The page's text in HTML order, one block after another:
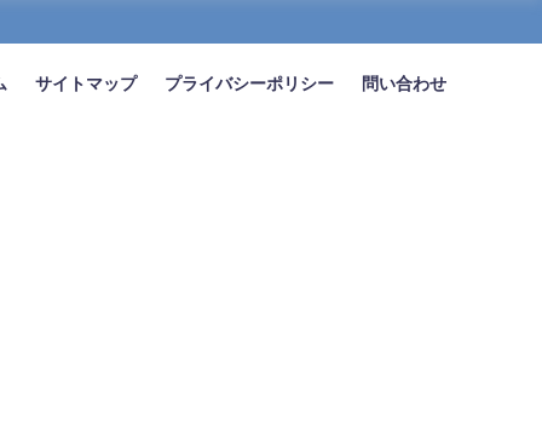
サイトマップ プライバシーポリシー 問い合わせ